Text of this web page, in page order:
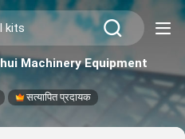
Machinery Equipment
सत्यापित प्रदायक